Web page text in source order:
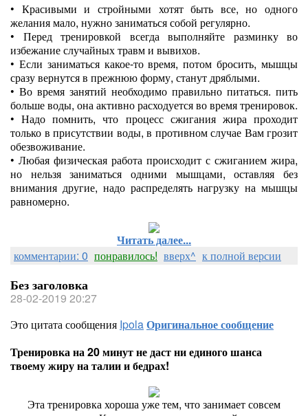
• Красивыми и стройными хотят быть все, но одного
желания мало, нужно заниматься собой регулярно.
•
Перед тренировкой всегда выполняйте разминку во
избежание случайных травм и вывихов.
• Если заниматься какое-то время, потом бросить, мышцы
сразу вернутся в прежнюю форму, станут дряблыми.
• Во время занятий необходимо правильно питаться. пить
больше воды, она активно расходуется во время тренировок.
• Надо помнить, что процесс сжигания жира проходит
только в присутствии воды, в противном случае Вам грозит
обезвоживание.
• Любая физическая работа происходит с сжиганием жира,
но нельзя заниматься одними мышцами, оставляя без
внимания другие, надо распределять нагрузку на мышцы
равномерно.
Читать далее...
комментарии: 0 понравилось! вверх^ к полной версии
Без заголовка
28-02-2019 20:27
Это цитата сообщения IpolaОригинальное сообщение
Тренировка на 20 минут не даст ни единого шанса
твоему жиру на талии и бедрах!
Эта тренировка хороша уже тем, что занимает совсем